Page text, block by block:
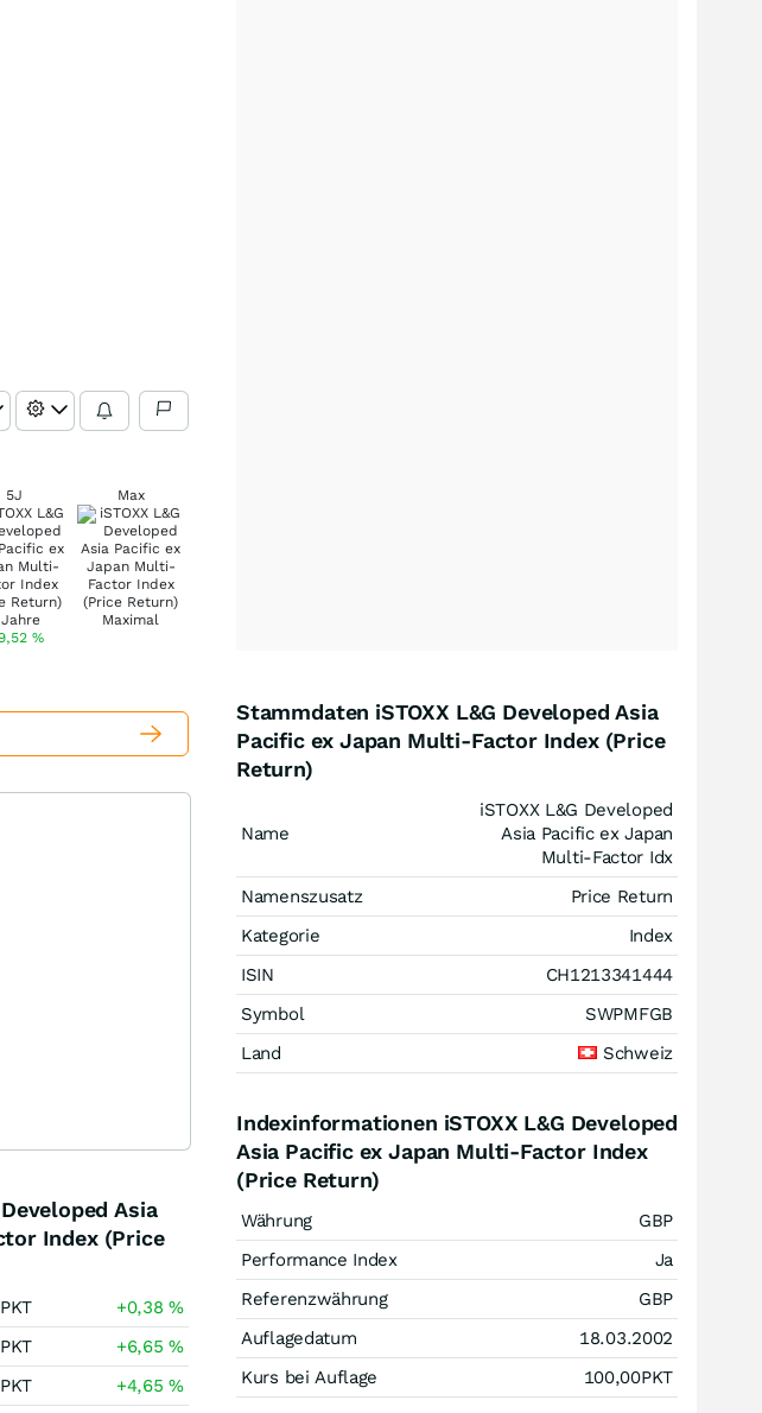
5J
%
Max
Asia
Index (Price
PKT +0,38%
PKT +6,65%
PKT +4,65%
Stammdaten iSTOXX L&G Developed Asia
Pacific ex Japan Multi-Factor Index (Price
Return)
Name
iSTOXX L&G Developed
Asia Pacific ex Japan
Multi-Factor Idx
Namenszusatz
Price Return
Kategorie
Index
ISIN
CH1213341444
Symbol
SWPMFGB
Land
Schweiz
Indexinformationen iSTOXX L&G Developed
Asia Pacific ex Japan Multi-Factor Index
(Price Return)
Währung
GBP
Performance Index
Ja
Referenzwährung
GBP
Auflagedatum
18.03.2002
Kurs bei Auflage
100,00PKT